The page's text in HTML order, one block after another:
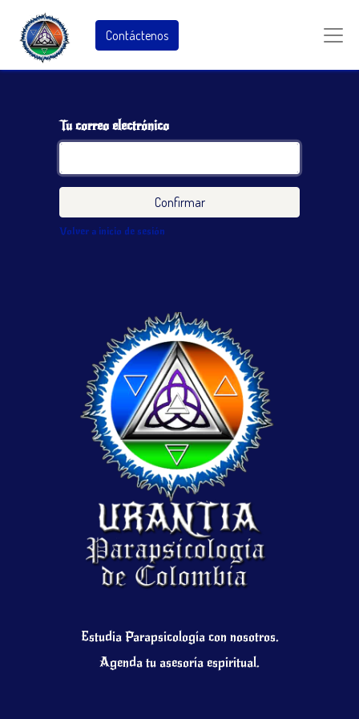
Contáctenos
Tu correo electrónico
Confirmar
Volver a inicio de sesión
Estudia Parapsicología con nosotros.
Agenda tu asesoría espiritual.